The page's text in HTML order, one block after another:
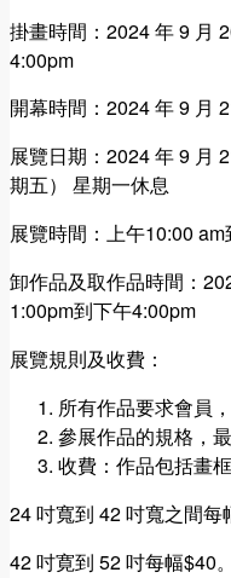
掛畫時間：2024 年 9 月
4:00pm
開幕時間：2024 年 9 月
展覽日期：2024 年 9 月
期五） 星期一休息
展覽時間：上午10:00
卸作品及取作品時間：
1:00pm到下午4:00pm
展覽規則及收費：
所有作品要求會員
參展作品的規格，
收費：作品包括畫
24 吋寬到 42 吋寬之間每
42 吋寛到 52 吋每幅$40。